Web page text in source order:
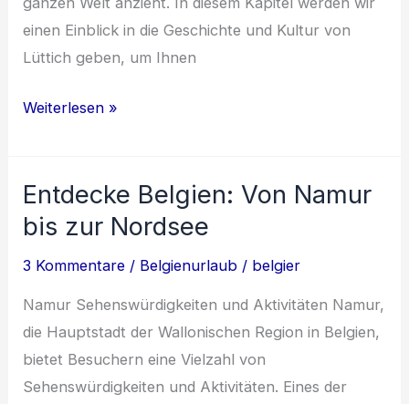
einen Einblick in die Geschichte und Kultur von
Lüttich geben, um Ihnen
Entdecke
Kultur
und
Highlights
einer
belgischen
Stadt
Weiterlesen »
Entdecke Belgien: Von Namur
bis zur Nordsee
3 Kommentare / Belgienurlaub / belgier
Namur Sehenswürdigkeiten und Aktivitäten Namur,
die Hauptstadt der Wallonischen Region in Belgien,
bietet Besuchern eine Vielzahl von
Sehenswürdigkeiten und Aktivitäten. Eines der